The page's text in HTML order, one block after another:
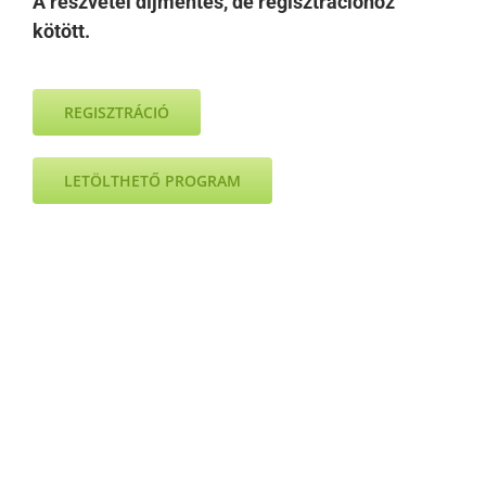
kötött.
REGISZTRÁCIÓ
LETÖLTHETŐ PROGRAM